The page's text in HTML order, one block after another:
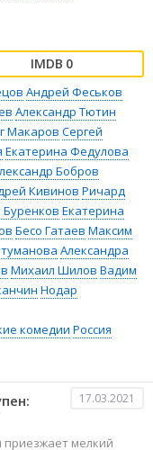
0
Андрей Феськов
Александр Тютин
Макаров Сергей
Екатерина Федулова
Бобров
Кивинов Ричард
Екатерина
Бесо Гатаев Максим
Александра
Михаил Шилов Вадим
Нодар
комедии Россия
17.03.2021
мелкий